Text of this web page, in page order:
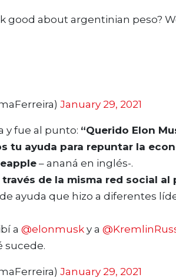
good about argentinian peso?
January 29, 2021
y fue al punto: “Querido Elon
tu ayuda para repuntar la
– ananá en inglés-.
de la misma red social al
ayuda que hizo a diferentes
a @elonmusk y a
sucede.
January 29, 2021